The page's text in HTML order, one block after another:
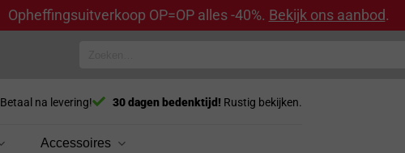
Opheffingsuitverkoop OP=OP alles -40%. Bekijk ons aanbod.
Betaal na levering! 30 dagen bedenktijd! Rustig bekijken.
Accessoires